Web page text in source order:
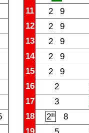
11
2 9
12
2 9
13
2 9
14
2 9
15
2 9
16
2
17
3
18
2新 8
19